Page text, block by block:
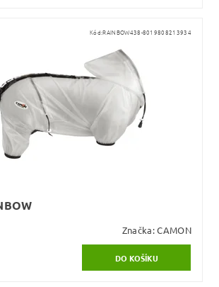
Kód:RAINBOW438-8019808213934
Značka:CAMON